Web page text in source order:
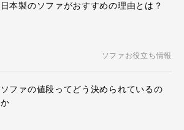
日本製のソファがおすすめの理由とは？
ソファお役立ち情報
ソファの値段ってどう決められているの
か